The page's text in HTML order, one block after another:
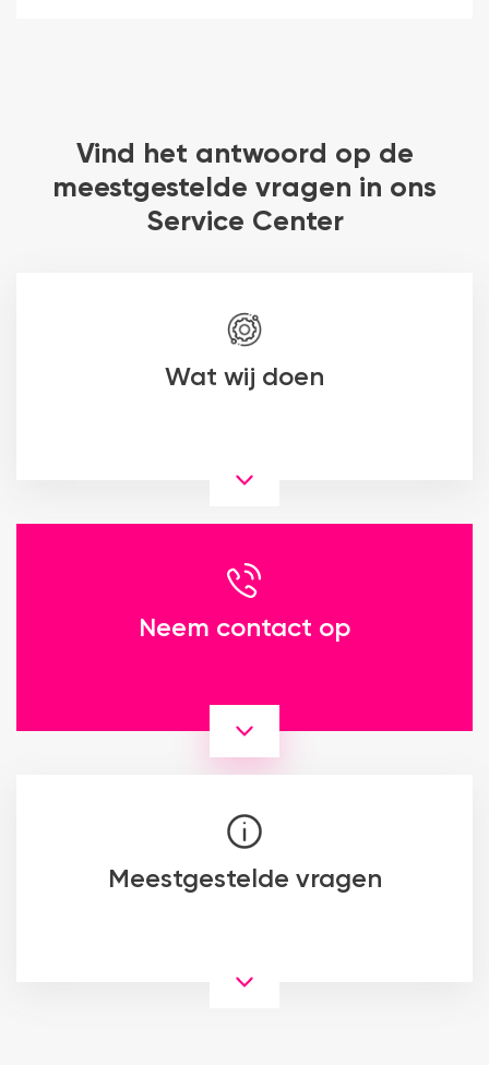
Vind het antwoord op de
meestgestelde vragen in ons
Service Center
Wat wij doen
Neem contact op
Meestgestelde vragen